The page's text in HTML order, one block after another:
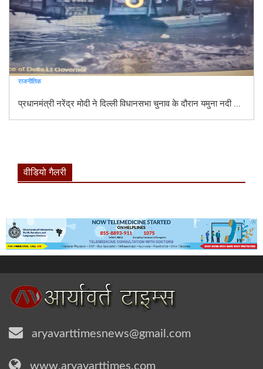
राजनीतिक
प्रधानमंत्री नरेंद्र मोदी ने दिल्ली विधानसभा चुनाव के दौरान यमुना नदी ...
वीडियो गैलरी
aryavarttimesnews@gmail.com
www.aryavarttimes.com